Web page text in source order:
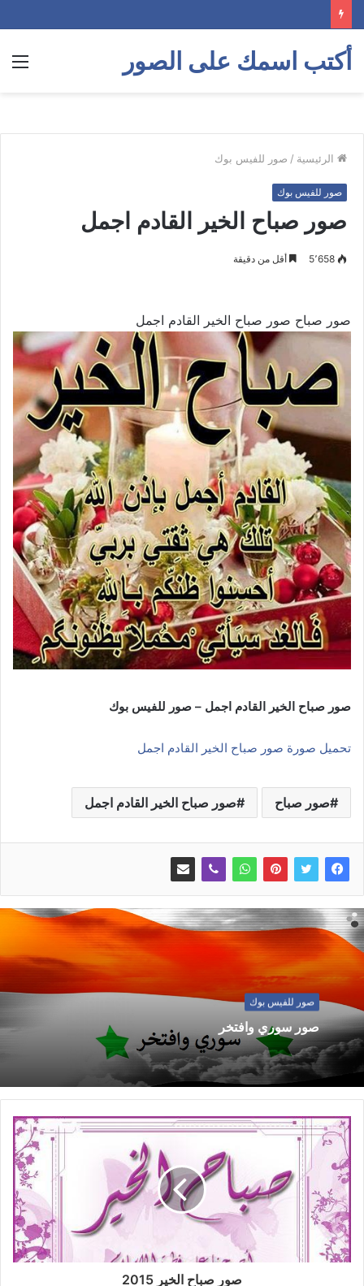
أكتب اسمك على الصور
الرئيسية / صور للفيس بوك
صور للفيس بوك
صور صباح الخير القادم اجمل
5٬658 أقل من دقيقة
صور صباح صور صباح الخير القادم اجمل
صور صباح الخير القادم اجمل – صور للفيس بوك
تحميل صورة صور صباح الخير القادم اجمل
صور صباح صور صباح الخير القادم اجمل
صور للفيس بوك
صور سوري وافتخر
صور صباح الخير 2015